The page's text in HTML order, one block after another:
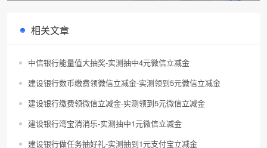
相关文章
中信银行能量值大抽奖-实测抽中4元微信立减金
建设银行数币缴费领微信立减金-实测领到5元微信立减金
建设银行缴费领微信立减金-实测领到5元微信立减金
建设银行湾宝消消乐-实测抽中1元微信立减金
建设银行做任务抽好礼-实测抽到1元支付宝立减金